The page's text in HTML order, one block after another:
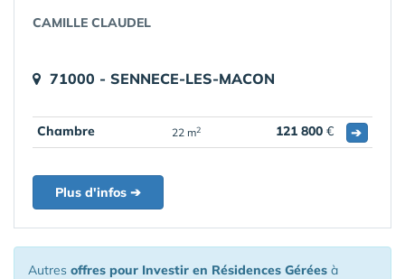
CAMILLE CLAUDEL
71000 - SENNECE-LES-MACON
Chambre 22 m2 121 800 € ➔
Plus d'infos ➔
Autres offres pour Investir en Résidences Gérées à